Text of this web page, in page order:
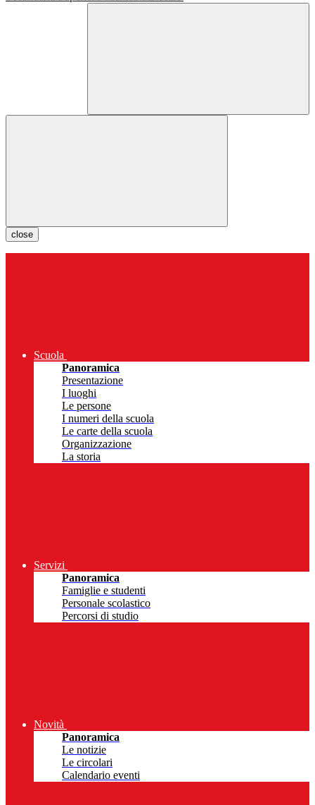
close
Scuola
Panoramica
Presentazione
I luoghi
Le persone
I numeri della scuola
Le carte della scuola
Organizzazione
La storia
Servizi
Panoramica
Famiglie e studenti
Personale scolastico
Percorsi di studio
Novità
Panoramica
Le notizie
Le circolari
Calendario eventi